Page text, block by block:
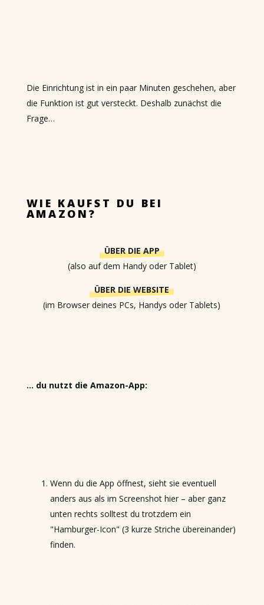
Die Einrichtung ist in ein paar Minuten geschehen, aber
die Funktion ist gut versteckt. Deshalb zunächst die
Frage…
WIE KAUFST DU BEI
AMAZON?
ÜBER DIE APP
(also auf dem Handy oder Tablet)
ÜBER DIE WEBSITE
(im Browser deines PCs, Handys oder Tablets)
… du nutzt die Amazon-App:
Wenn du die App öffnest, sieht sie eventuell
anders aus als im Screenshot hier – aber ganz
unten rechts solltest du trotzdem ein
"Hamburger-Icon" (3 kurze Striche übereinander)
finden.